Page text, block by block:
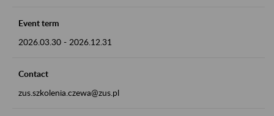
Event term
2026.03.30 - 2026.12.31
Contact
zus.szkolenia.czewa@zus.pl